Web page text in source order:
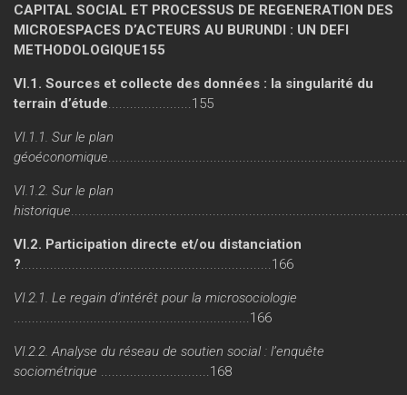
CAPITAL SOCIAL ET PROCESSUS DE REGENERATION DES
MICROESPACES D’ACTEURS AU BURUNDI : UN DEFI
METHODOLOGIQUE155
VI.1. Sources et collecte des données : la singularité du
terrain d’étude .......................155
VI.1.1. Sur le plan
géoéconomique
VI.1.2. Sur le plan
historique
VI.2. Participation directe et/ou distanciation
? .....................................................................166
VI.2.1. Le regain d’intérêt pour la microsociologie
.................................................................166
VI.2.2. Analyse du réseau de soutien social : l’enquête
sociométrique
..............................168